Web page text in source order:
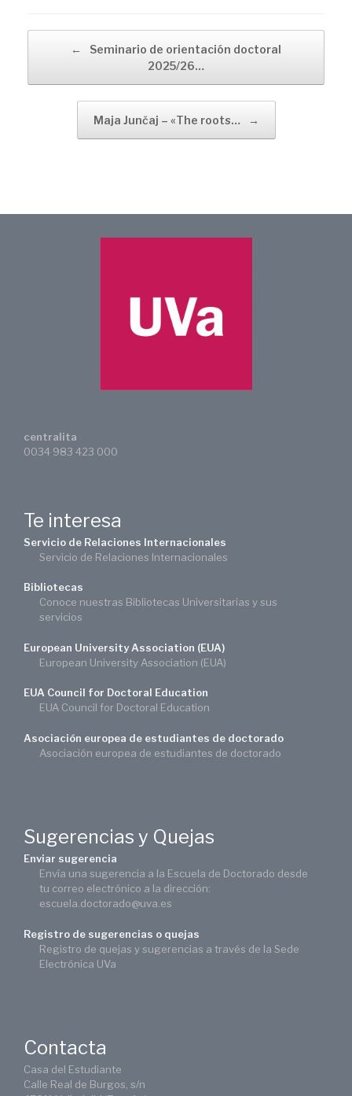
←
Seminario de orientación doctoral
2025/26…
Maja Junčaj – «The roots… →
centralita
0034 983 423 000
Te interesa
Servicio de Relaciones Internacionales
Servicio de Relaciones Internacionales
Bibliotecas
Conoce nuestras Bibliotecas Universitarias y sus
servicios
European University Association (EUA)
European University Association (EUA)
EUA Council for Doctoral Education
EUA Council for Doctoral Education
Asociación europea de estudiantes de doctorado
Asociación europea de estudiantes de doctorado
Sugerencias y Quejas
Enviar sugerencia
Envía una sugerencia a la Escuela de Doctorado desde
tu correo electrónico a la dirección:
escuela.doctorado@uva.es
Registro de sugerencias o quejas
Registro de quejas y sugerencias a través de la Sede
Electrónica UVa
Contacta
Casa del Estudiante
Calle Real de Burgos, s/n